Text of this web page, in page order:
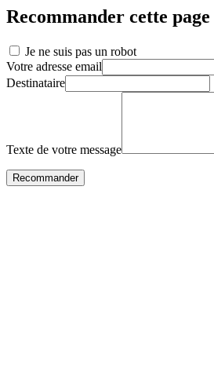
Recommander cette page
Je ne suis pas un robot
Votre adresse email
Destinataire
Texte de votre message